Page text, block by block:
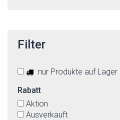
Filter
nur Produkte auf Lager
Rabatt
Aktion
Ausverkauft